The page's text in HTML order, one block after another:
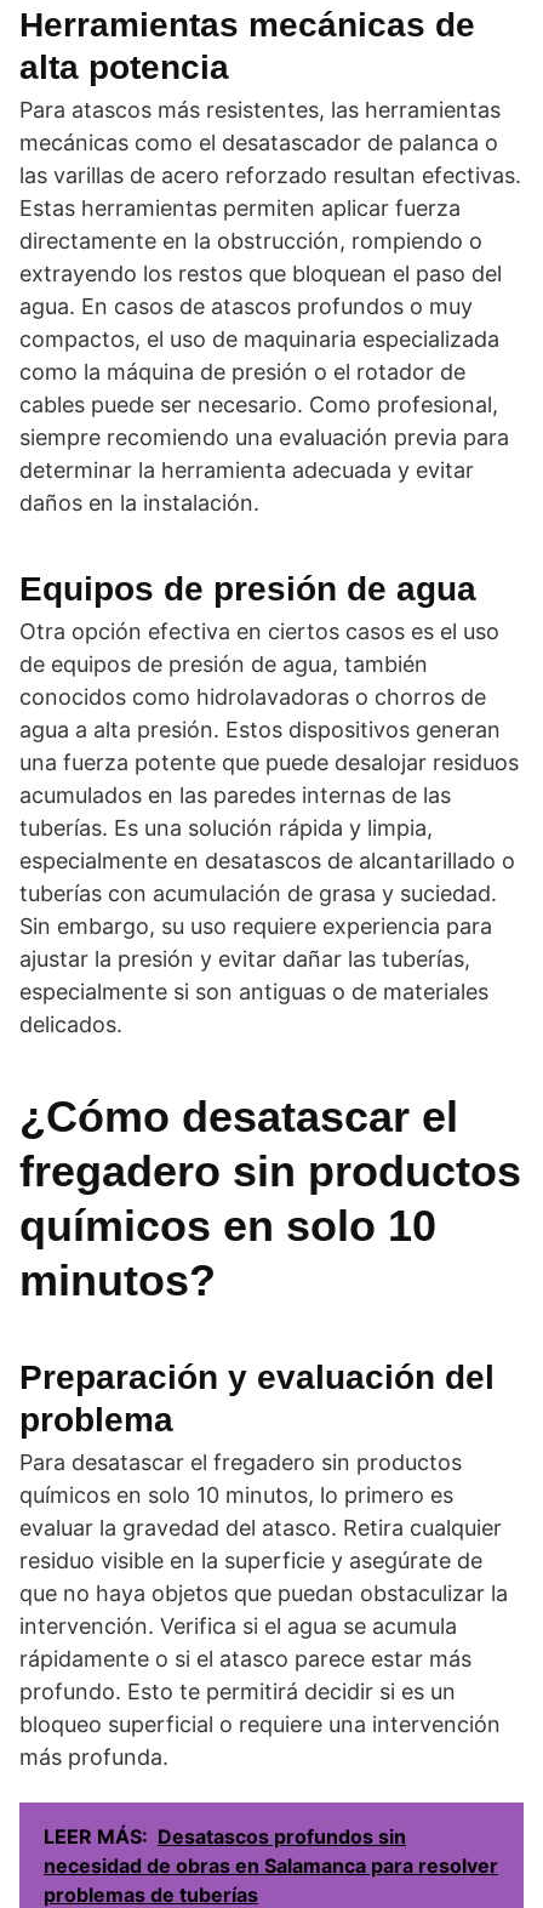
Herramientas mecánicas de
alta potencia
Para atascos más resistentes, las herramientas
mecánicas como el desatascador de palanca o
las varillas de acero reforzado resultan efectivas.
Estas herramientas permiten aplicar fuerza
directamente en la obstrucción, rompiendo o
extrayendo los restos que bloquean el paso del
agua. En casos de atascos profundos o muy
compactos, el uso de maquinaria especializada
como la máquina de presión o el rotador de
cables puede ser necesario. Como profesional,
siempre recomiendo una evaluación previa para
determinar la herramienta adecuada y evitar
daños en la instalación.
Equipos de presión de agua
Otra opción efectiva en ciertos casos es el uso
de equipos de presión de agua, también
conocidos como hidrolavadoras o chorros de
agua a alta presión. Estos dispositivos generan
una fuerza potente que puede desalojar residuos
acumulados en las paredes internas de las
tuberías. Es una solución rápida y limpia,
especialmente en desatascos de alcantarillado o
tuberías con acumulación de grasa y suciedad.
Sin embargo, su uso requiere experiencia para
ajustar la presión y evitar dañar las tuberías,
especialmente si son antiguas o de materiales
delicados.
¿Cómo desatascar el
fregadero sin productos
químicos en solo 10
minutos?
Preparación y evaluación del
problema
Para desatascar el fregadero sin productos
químicos en solo 10 minutos, lo primero es
evaluar la gravedad del atasco. Retira cualquier
residuo visible en la superficie y asegúrate de
que no haya objetos que puedan obstaculizar la
intervención. Verifica si el agua se acumula
rápidamente o si el atasco parece estar más
profundo. Esto te permitirá decidir si es un
bloqueo superficial o requiere una intervención
más profunda.
LEER MÁS: Desatascos profundos sin
necesidad de obras en Salamanca para resolver
problemas de tuberías